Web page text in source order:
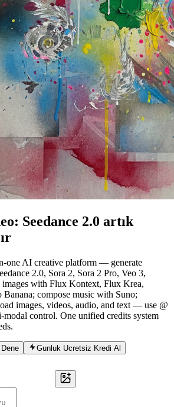
Seedance 2.0 artık
one AI creative platform — generate
2.0, Sora 2, Sora 2 Pro, Veo 3,
images with Flux Kontext, Flux Krea,
Banana; compose music with Suno;
images, videos, audio, and text — use @
modal control. One unified credits system
Gunluk Ucretsiz Kredi Al